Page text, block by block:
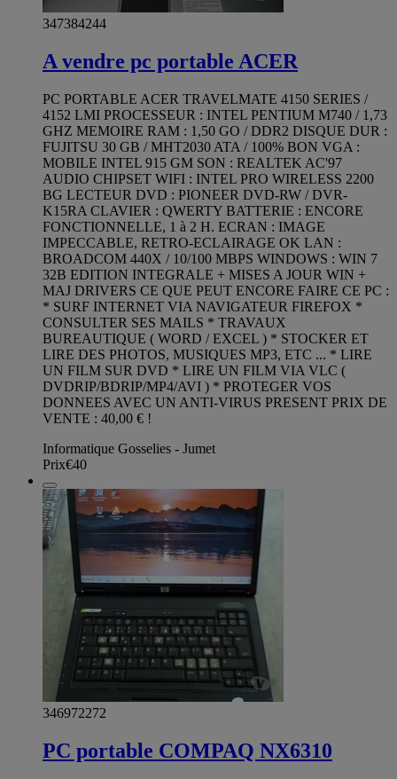
347384244
A vendre pc portable ACER
PC PORTABLE ACER TRAVELMATE 4150 SERIES /
4152 LMI PROCESSEUR : INTEL PENTIUM M740 / 1,73
GHZ MEMOIRE RAM : 1,50 GO / DDR2 DISQUE DUR :
FUJITSU 30 GB / MHT2030 ATA / 100% BON VGA :
MOBILE INTEL 915 GM SON : REALTEK AC'97
AUDIO CHIPSET WIFI : INTEL PRO WIRELESS 2200
BG LECTEUR DVD : PIONEER DVD-RW / DVR-
K15RA CLAVIER : QWERTY BATTERIE : ENCORE
FONCTIONNELLE, 1 à 2 H. ECRAN : IMAGE
IMPECCABLE, RETRO-ECLAIRAGE OK LAN :
BROADCOM 440X / 10/100 MBPS WINDOWS : WIN 7
32B EDITION INTEGRALE + MISES A JOUR WIN +
MAJ DRIVERS CE QUE PEUT ENCORE FAIRE CE PC :
* SURF INTERNET VIA NAVIGATEUR FIREFOX *
CONSULTER SES MAILS * TRAVAUX
BUREAUTIQUE ( WORD / EXCEL ) * STOCKER ET
LIRE DES PHOTOS, MUSIQUES MP3, ETC ... * LIRE
UN FILM SUR DVD * LIRE UN FILM VIA VLC (
DVDRIP/BDRIP/MP4/AVI ) * PROTEGER VOS
DONNEES AVEC UN ANTI-VIRUS PRESENT PRIX DE
VENTE : 40,00 € !
Informatique Gosselies - Jumet
Prix€40
346972272
PC portable COMPAQ NX6310